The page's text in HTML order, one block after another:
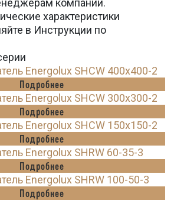
компании.
характеристики
в Инструкции по
Energolux SHCW 400x400-2
Подробнее
Energolux SHCW 300x300-2
Подробнее
Energolux SHCW 150x150-2
Подробнее
Energolux SHRW 60-35-3
Подробнее
Energolux SHRW 100-50-3
Подробнее